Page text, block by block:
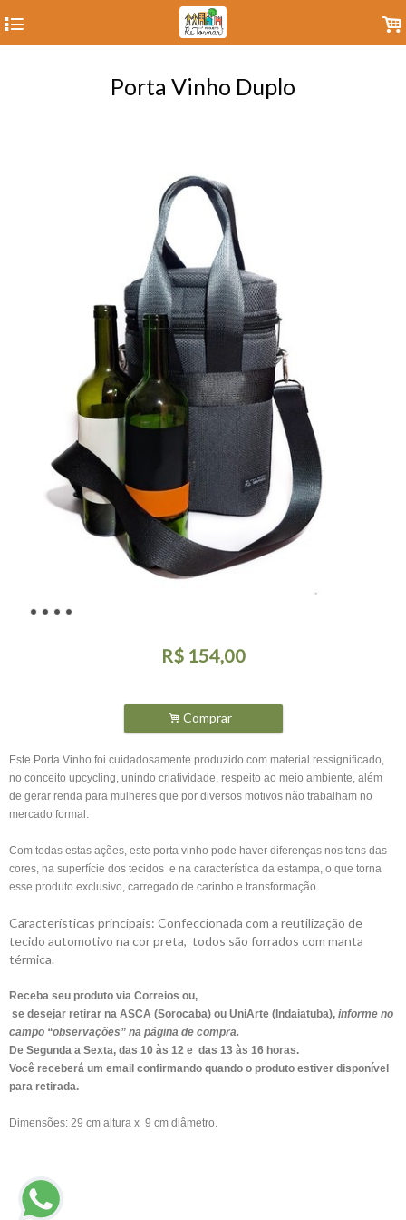
4 .
Porta Vinho Duplo
R$ 154,00
. Comprar
Este Porta Vinho foi cuidadosamente produzido com material ressignificado,
no conceito upcycling, unindo criatividade, respeito ao meio ambiente, além
de gerar renda para mulheres que por diversos motivos não trabalham no
mercado formal.
Com todas estas ações, este porta vinho pode haver diferenças nos tons das
cores, na superfície dos tecidos e na característica da estampa, o que torna
esse produto exclusivo, carregado de carinho e transformação.
Características principais: Confeccionada com a reutilização de
tecido automotivo na cor preta, todos são forrados com manta
térmica.
Receba seu produto via Correios ou,
se desejar retirar na ASCA (Sorocaba) ou UniArte (Indaiatuba), informe no
campo “observações” na página de compra.
De Segunda a Sexta, das 10 às 12 e das 13 às 16 horas.
Você receberá um email confirmando quando o produto estiver disponível
para retirada.
Dimensões: 29 cm altura x 9 cm diâmetro.